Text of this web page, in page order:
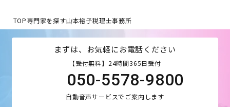
TOP専門家を探す山本裕子税理士事務所
まずは、お気軽にお電話ください
【受付無料】24時間365日受付
050-5578-9800
自動音声サービスでご案内します